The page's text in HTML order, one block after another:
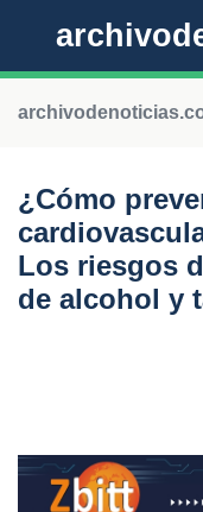
¿Cómo
Los riesgos
de alcohol y